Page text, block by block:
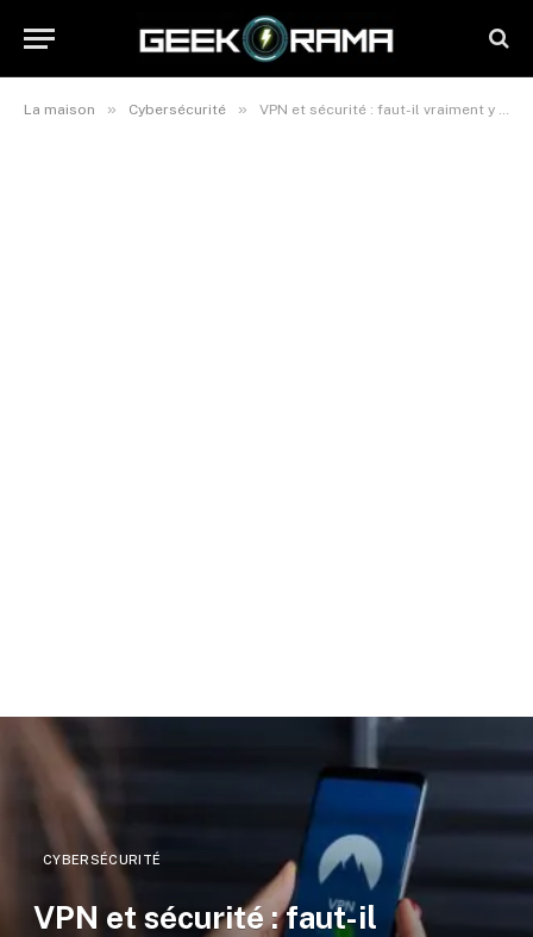
La maison » Cybersécurité » VPN et sécurité : faut-il vraiment y recourir ?
CYBERSÉCURITÉ
VPN et sécurité : faut-il